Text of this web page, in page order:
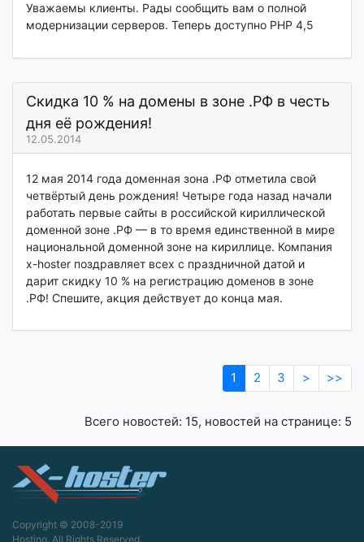
Уважаемы клиенты. Рады сообщить вам о полной
модернизации серверов. Теперь доступно PHP 4,5
Скидка 10 % на домены в зоне .РФ в честь
дня её рождения!
12.05.2014
12 мая 2014 года доменная зона .РФ отметила свой
четвёртый день рождения! Четыре года назад начали
работать первые сайты в российской кириллической
доменной зоне .РФ — в то время единственной в мире
национальной доменной зоне на кириллице. Компания
x-hoster поздравляет всех с праздничной датой и
дарит скидку 10 % на регистрацию доменов в зоне
.РФ! Спешите, акция действует до конца мая.
1 2 3 > >>
Всего новостей: 15, новостей на странице: 5
Copyright © 2008-2019
Hosting. All Rights Reserved.